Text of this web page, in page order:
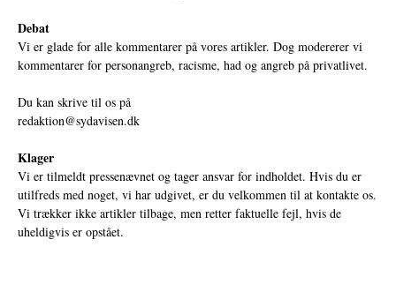
Debat
Vi er glade for alle kommentarer på vores artikler. Dog modererer vi
kommentarer for personangreb, racisme, had og angreb på privatlivet.
Du kan skrive til os på
redaktion@sydavisen.dk
Klager
Vi er tilmeldt pressenævnet og tager ansvar for indholdet. Hvis du er
utilfreds med noget, vi har udgivet, er du velkommen til at kontakte os.
Vi trækker ikke artikler tilbage, men retter faktuelle fejl, hvis de
uheldigvis er opstået.